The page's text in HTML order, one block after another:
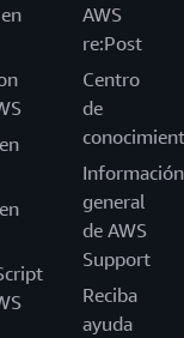
AWS
re:Post
Centro
de
Información
general
de AWS
Support
Reciba
ayuda